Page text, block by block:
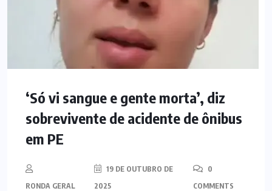
‘Só vi sangue e gente morta’, diz
sobrevivente de acidente de ônibus
em PE
RONDA GERAL
19 DE OUTUBRO DE
2025
0
COMMENTS